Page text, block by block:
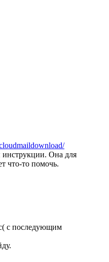
инструкции. Она для
что-то помочь.
с последующим